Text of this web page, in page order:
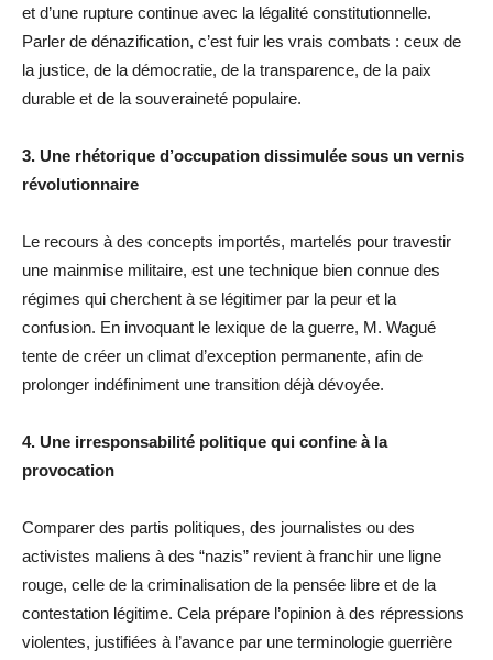
et d’une rupture continue avec la légalité constitutionnelle.
Parler de dénazification, c’est fuir les vrais combats : ceux de
la justice, de la démocratie, de la transparence, de la paix
durable et de la souveraineté populaire.
3. Une rhétorique d’occupation dissimulée sous un vernis
révolutionnaire
Le recours à des concepts importés, martelés pour travestir
une mainmise militaire, est une technique bien connue des
régimes qui cherchent à se légitimer par la peur et la
confusion. En invoquant le lexique de la guerre, M. Wagué
tente de créer un climat d’exception permanente, afin de
prolonger indéfiniment une transition déjà dévoyée.
4. Une irresponsabilité politique qui confine à la
provocation
Comparer des partis politiques, des journalistes ou des
activistes maliens à des “nazis” revient à franchir une ligne
rouge, celle de la criminalisation de la pensée libre et de la
contestation légitime. Cela prépare l’opinion à des répressions
violentes, justifiées à l’avance par une terminologie guerrière